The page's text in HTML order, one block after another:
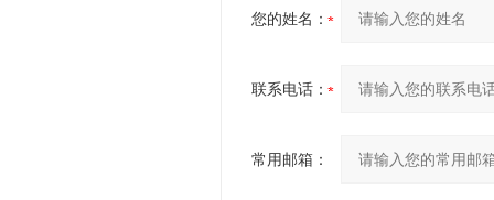
您的姓名：
联系电话：
常用邮箱：